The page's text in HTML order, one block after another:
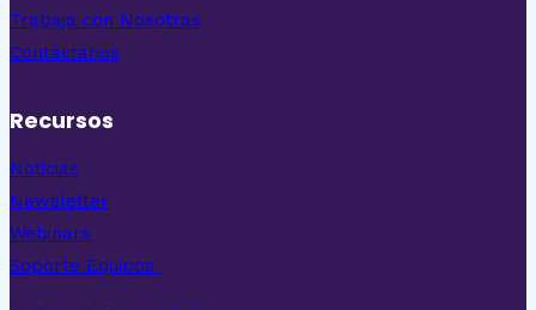
Trabaja con Nosotras
Contáctanos
Recursos
Noticias
Newsletter
Webinars
Soporte Equipos